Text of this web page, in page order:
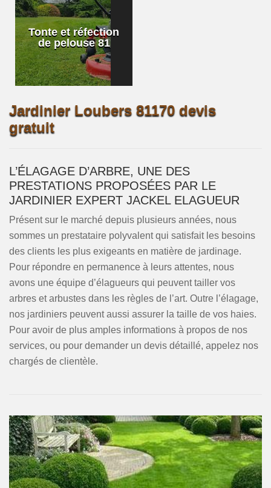
Tonte et réfection
de pelouse 81
Jardinier Loubers 81170 devis
gratuit
L’ÉLAGAGE D’ARBRE, UNE DES
PRESTATIONS PROPOSÉES PAR LE
JARDINIER EXPERT JACKEL ELAGUEUR
Présent sur le marché depuis plusieurs années, nous
sommes un prestataire polyvalent qui satisfait les besoins
des clients les plus exigeants en matière de jardinage.
Pour répondre en permanence à leurs attentes, nous
avons une équipe d’élagueurs qui peuvent tailler vos
arbres et arbustes dans les règles de l’art. Outre l’élagage,
nos jardiniers peuvent aussi assurer la taille de vos haies.
Pour avoir de plus amples informations à propos de nos
services, ou pour demander un devis détaillé, appelez nos
chargés de clientèle.